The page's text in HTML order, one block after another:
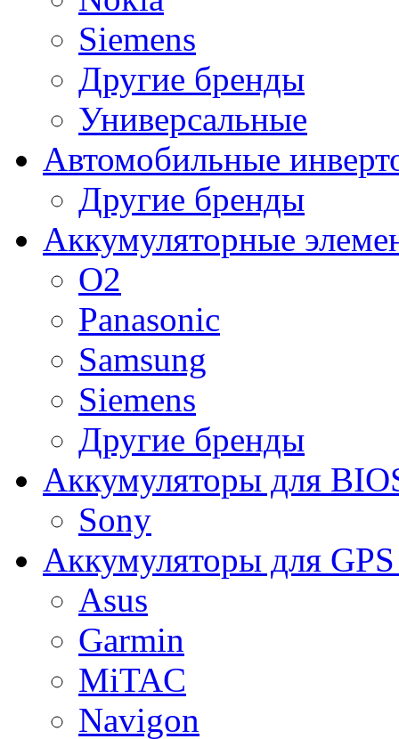
Siemens
Другие бренды
Универсальные
Автомобильные
Другие бренды
Аккумуляторные
O2
Panasonic
Samsung
Siemens
Другие бренды
Аккумуляторы для
Sony
Аккумуляторы для GPS
Asus
Garmin
MiTAC
Navigon